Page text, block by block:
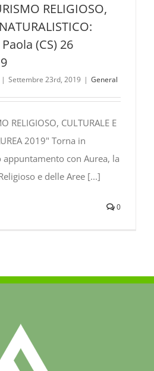
RELIGIOSO,
Paola (CS) 26
| Settembre 23rd, 2019 | General
RELIGIOSO, CULTURALE E
2019" Torna in
appuntamento con Aurea, la
e delle Aree [...]
0